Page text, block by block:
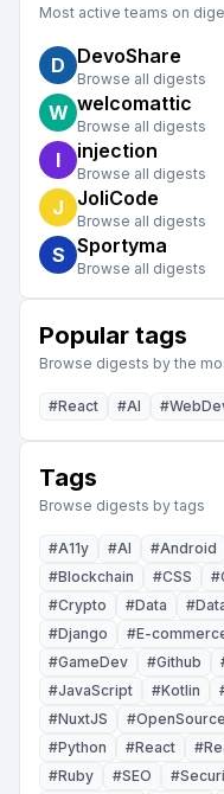
Most active teams on
D DevoShare
Browse all digests
W welcomattic
Browse all digests
I injection
Browse all digests
J JoliCode
Browse all digests
S Sportyma
Browse all digests
Popular tags
Browse digests by the
#React #AI #
Tags
Browse digests by tags
#A11y #AI #Android
#Blockchain #CSS #
#Crypto #Data #
#Django #E-
#GameDev #Github
#JavaScript #Kotlin
#NuxtJS #OpenSource
#Python #React #
#Ruby #SEO #